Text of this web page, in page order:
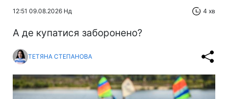
12:51 09.08.2026 Нд 4 хв
А де купатися заборонено?
ТЕТЯНА СТЕПАНОВА